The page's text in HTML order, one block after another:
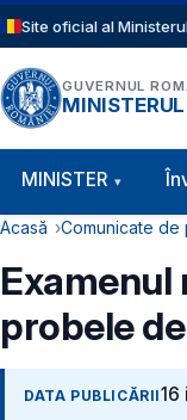
Sari la conținutul
Site oficial al
GUVERNUL
Navigație
MINISTER
Cale de
Acasă Comunicate de
Examenul
probele
DATA PUBLICĂRII16